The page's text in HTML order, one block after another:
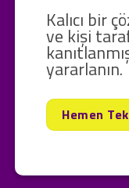
Kalıcı bir
ve kişi
yararlanın.
Hemen